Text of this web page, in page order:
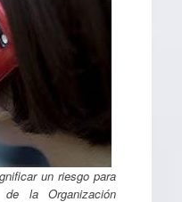
un riesgo para
la Organización